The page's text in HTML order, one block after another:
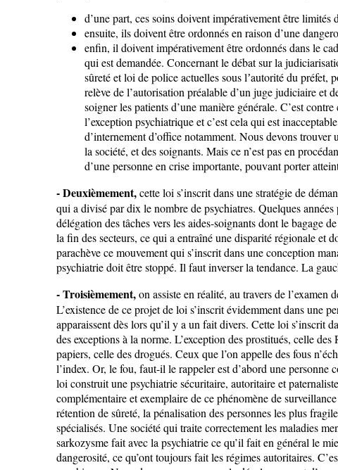
d’une part, ces soins doivent impérativement être limités
ensuite, ils doivent être ordonnés en raison d’une
enfin, il doivent impérativement être ordonnés dans le
qui est demandée. Concernant le débat sur la
sûreté et loi de police actuelles sous lʼautorité du préfet,
relève de l’autorisation préalable d’un juge judiciaire et
soigner les patients d’une manière générale. C’est
l’exception psychiatrique et c’est cela qui est
d’internement d’office notamment. Nous devons
la société, et des soignants. Mais ce n’est pas en
d’une personne en crise importante, pouvant porter
- Deuxièmement,cette loi s’inscrit dans une stratégie de
qui a divisé par dix le nombre de psychiatres. Quelques
délégation des tâches vers les aides-soignants dont le bagage
la fin des secteurs, ce qui a entraîné une disparité régionale et
parachève ce mouvement qui s’inscrit dans une conception
psychiatrie doit être stoppé. Il faut inverser la tendance. La
- Troisièmement,on assiste en réalité, au travers de l’examen
L’existence de ce projet de loi s’inscrit évidemment dans une
apparaissent dès lors qu’il y a un fait divers. Cette loi s’inscrit
des exceptions à la norme. L’exception des prostitués, celle
papiers, celle des drogués. Ceux que l’on appelle des fous
l’index. Or, le fou, faut-il le rappeler est d’abord une
loi construit une psychiatrie sécuritaire, autoritaire et
complémentaire et exemplaire de ce phénomène de
rétention de sûreté, la pénalisation des personnes les plus
spécialisés. Une société qui traite correctement les maladies
sarkozysme fait avec la psychiatrie ce qu’il fait en général le
dangerosité, ce qu’ont toujours fait les régimes autoritaires.